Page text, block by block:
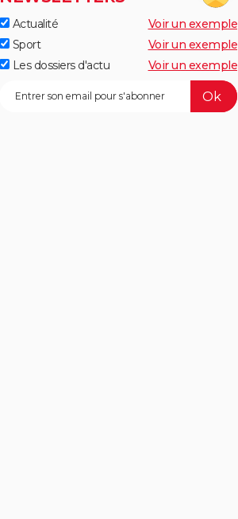
Actualité
Voir un exemple
Sport
Voir un exemple
Les dossiers d'actu
Voir un exemple